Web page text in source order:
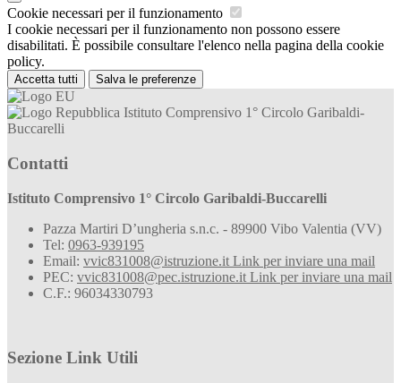
Cookie necessari per il funzionamento
I cookie necessari per il funzionamento non possono essere
disabilitati. È possibile consultare l'elenco nella pagina della cookie
policy.
Accetta tutti Salva le preferenze
Istituto Comprensivo 1° Circolo Garibaldi-
Buccarelli
Contatti
Istituto Comprensivo 1° Circolo Garibaldi-Buccarelli
Pazza Martiri D’ungheria s.n.c. - 89900 Vibo Valentia (VV)
Tel: 0963-939195
Email: vvic831008@istruzione.it Link per inviare una mail
PEC: vvic831008@pec.istruzione.it Link per inviare una mail
C.F.: 96034330793
Sezione Link Utili